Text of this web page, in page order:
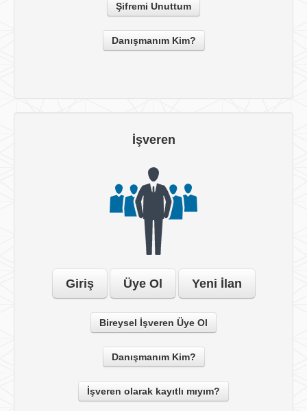
Şifremi Unuttum
Danışmanım Kim?
İşveren
Giriş Üye Ol Yeni İlan
Bireysel İşveren Üye Ol
Danışmanım Kim?
İşveren olarak kayıtlı mıyım?